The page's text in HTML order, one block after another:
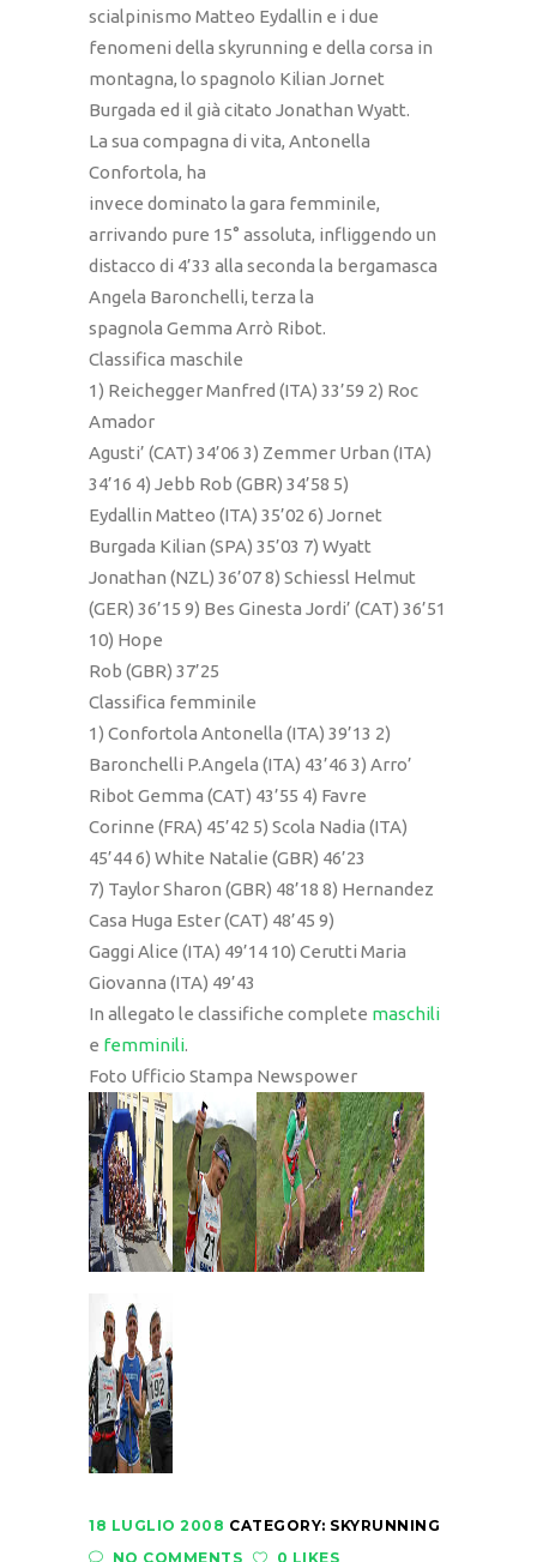
scialpinismo Matteo Eydallin e i due
fenomeni della skyrunning e della corsa in
montagna, lo spagnolo Kilian Jornet
Burgada ed il già citato Jonathan Wyatt.
La sua compagna di vita, Antonella
Confortola, ha
invece dominato la gara femminile,
arrivando pure 15° assoluta, infliggendo un
distacco di 4’33 alla seconda la bergamasca
Angela Baronchelli, terza la
spagnola Gemma Arrò Ribot.
Classifica maschile
1) Reichegger Manfred (ITA) 33’59 2) Roc
Amador
Agusti’ (CAT) 34’06 3) Zemmer Urban (ITA)
34’16 4) Jebb Rob (GBR) 34’58 5)
Eydallin Matteo (ITA) 35’02 6) Jornet
Burgada Kilian (SPA) 35’03 7) Wyatt
Jonathan (NZL) 36’07 8) Schiessl Helmut
(GER) 36’15 9) Bes Ginesta Jordi’ (CAT) 36’51
10) Hope
Rob (GBR) 37’25
Classifica femminile
1) Confortola Antonella (ITA) 39’13 2)
Baronchelli P.Angela (ITA) 43’46 3) Arro’
Ribot Gemma (CAT) 43’55 4) Favre
Corinne (FRA) 45’42 5) Scola Nadia (ITA)
45’44 6) White Natalie (GBR) 46’23
7) Taylor Sharon (GBR) 48’18 8) Hernandez
Casa Huga Ester (CAT) 48’45 9)
Gaggi Alice (ITA) 49’14 10) Cerutti Maria
Giovanna (ITA) 49’43
In allegato le classifiche complete maschili
e femminili.
Foto Ufficio Stampa Newspower
18 LUGLIO 2008 CATEGORY: SKYRUNNING
NO COMMENTS
0 LIKES